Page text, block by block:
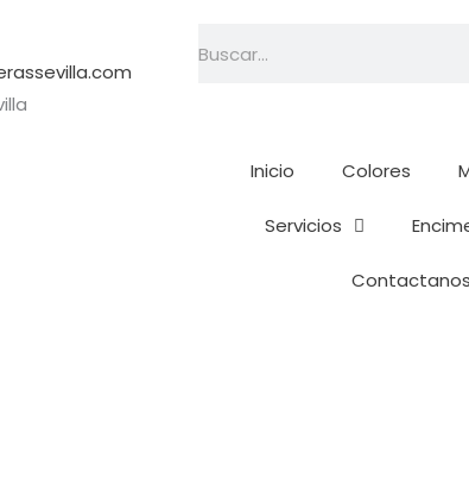
Inicio Colores
Servicios
Contactanos